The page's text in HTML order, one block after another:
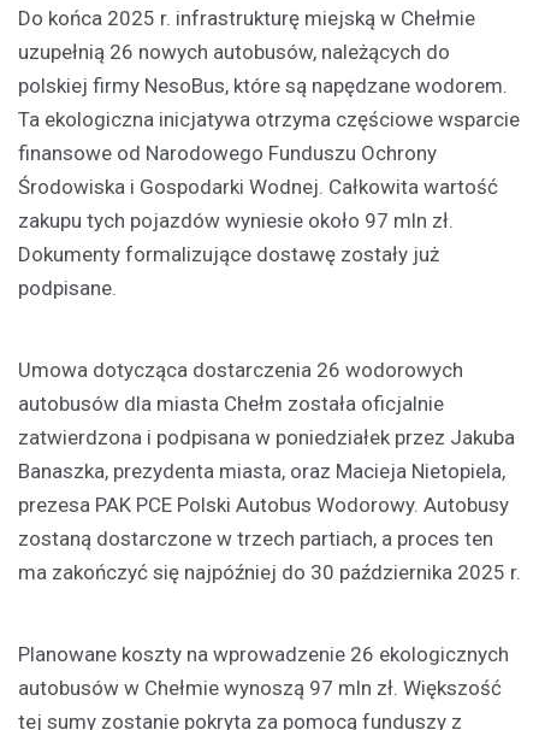
Do końca 2025 r. infrastrukturę miejską w Chełmie
uzupełnią 26 nowych autobusów, należących do
polskiej firmy NesoBus, które są napędzane wodorem.
Ta ekologiczna inicjatywa otrzyma częściowe wsparcie
finansowe od Narodowego Funduszu Ochrony
Środowiska i Gospodarki Wodnej. Całkowita wartość
zakupu tych pojazdów wyniesie około 97 mln zł.
Dokumenty formalizujące dostawę zostały już
podpisane.
Umowa dotycząca dostarczenia 26 wodorowych
autobusów dla miasta Chełm została oficjalnie
zatwierdzona i podpisana w poniedziałek przez Jakuba
Banaszka, prezydenta miasta, oraz Macieja Nietopiela,
prezesa PAK PCE Polski Autobus Wodorowy. Autobusy
zostaną dostarczone w trzech partiach, a proces ten
ma zakończyć się najpóźniej do 30 października 2025 r.
Planowane koszty na wprowadzenie 26 ekologicznych
autobusów w Chełmie wynoszą 97 mln zł. Większość
tej sumy zostanie pokryta za pomocą funduszy z